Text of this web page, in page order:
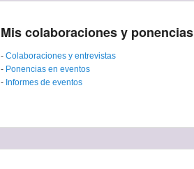
Mis colaboraciones y ponencias
- Colaboraciones y entrevistas
- Ponencias en eventos
- Informes de eventos